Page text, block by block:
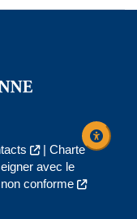
| Charte
avec le
conforme